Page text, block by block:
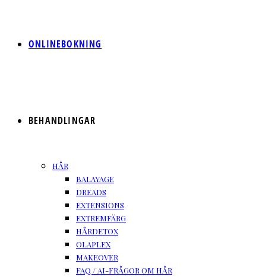
ONLINEBOKNING
BEHANDLINGAR
HÅR
BALAYAGE
DREADS
EXTENSIONS
EXTREMFÄRG
HÅRDETOX
OLAPLEX
MAKEOVER
FAQ / AI-FRÅGOR OM HÅR